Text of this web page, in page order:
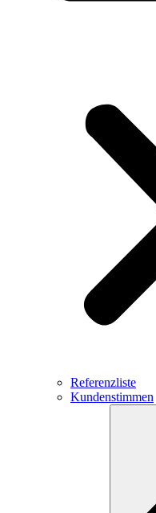
Referenzliste
Kundenstimmen